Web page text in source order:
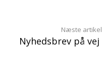
Næste artikel
Nyhedsbrev på vej